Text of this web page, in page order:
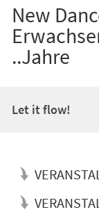
New
..Jahre
Let it flow!